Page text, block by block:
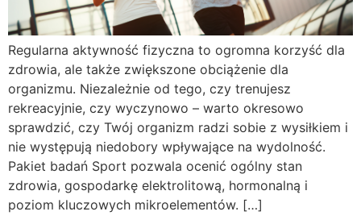
Regularna aktywność fizyczna to ogromna korzyść dla
zdrowia, ale także zwiększone obciążenie dla
organizmu. Niezależnie od tego, czy trenujesz
rekreacyjnie, czy wyczynowo – warto okresowo
sprawdzić, czy Twój organizm radzi sobie z wysiłkiem i
nie występują niedobory wpływające na wydolność.
Pakiet badań Sport pozwala ocenić ogólny stan
zdrowia, gospodarkę elektrolitową, hormonalną i
poziom kluczowych mikroelementów. […]